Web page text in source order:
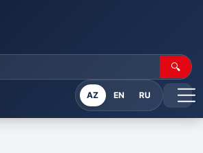
🔍
AZ EN RU